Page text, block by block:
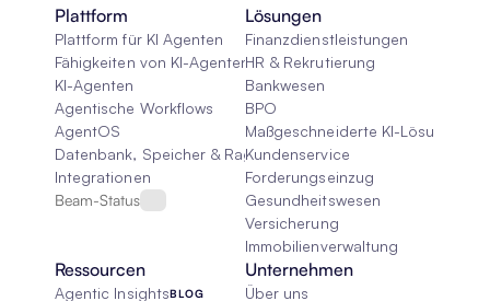
Plattform
Plattform für KI Agenten
Fähigkeiten von KI-Agenten
KI-Agenten
Agentische Workflows
AgentOS
Datenbank, Speicher & Rag
Integrationen
Beam-Status
Lösungen
Finanzdienstleistungen
HR & Rekrutierung
Bankwesen
BPO
Maßgeschneiderte KI-Lösungen
Kundenservice
Forderungseinzug
Gesundheitswesen
Versicherung
Immobilienverwaltung
Ressourcen
Agentic InsightsBLOG
Unternehmen
Über uns